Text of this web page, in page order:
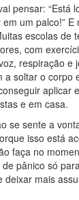
pensar: “Está
um palco!” E
escolas de
com
respiração e
a soltar o corpo
aplicar
e em casa.
se sente a
isso está
faça no
pânico só
deixar mais